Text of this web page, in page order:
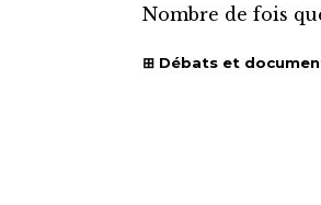
Nombre de fois
Débats et